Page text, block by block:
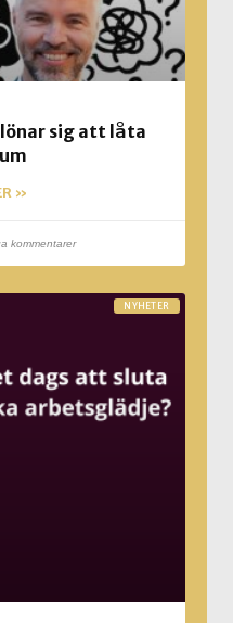
sig att låta
»
kommentarer
NYHETER